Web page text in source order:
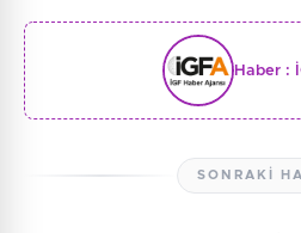
Haber :
SONRAKI